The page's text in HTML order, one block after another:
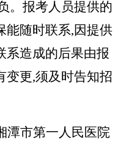
。报考人员提供的
能随时联系,因提供
系造成的后果由报
变更,须及时告知招
潭市第一人民医院